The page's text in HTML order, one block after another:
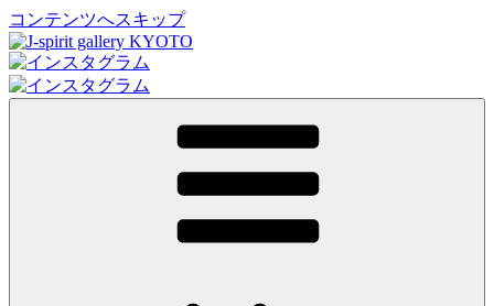
コンテンツへスキップ
J-spirit gallery KYOTO
J-spirit galleryは、明治期に建てられた京町家を改装したギャ
ラリーです。 ご縁を頂いております工芸作家、アーティスト
の方々の作品をご紹介しております。 お気軽にお問い合わ
せ、またお立ち寄り頂ければ幸甚です。